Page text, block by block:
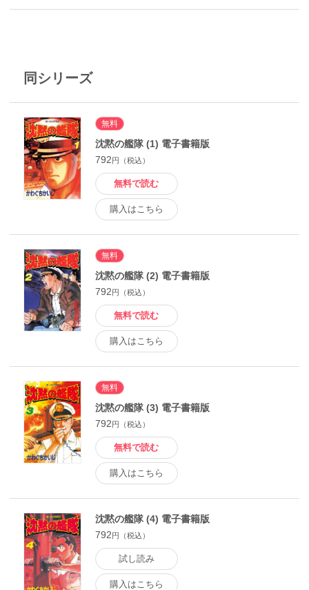
同シリーズ
無料
沈黙の艦隊 (1) 電子書籍版
792円（税込）
無料で読む
購入はこちら
無料
沈黙の艦隊 (2) 電子書籍版
792円（税込）
無料で読む
購入はこちら
無料
沈黙の艦隊 (3) 電子書籍版
792円（税込）
無料で読む
購入はこちら
沈黙の艦隊 (4) 電子書籍版
792円（税込）
試し読み
購入はこちら